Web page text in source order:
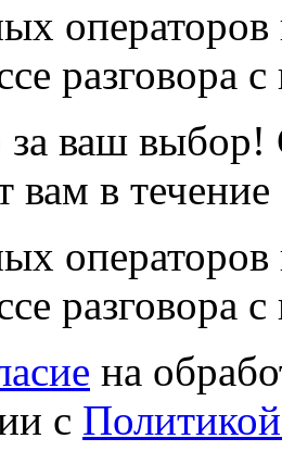
разговора
за ваш
вам в
разговора
на
с